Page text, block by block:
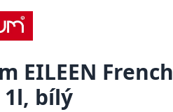
EILEEN French
1l, bílý